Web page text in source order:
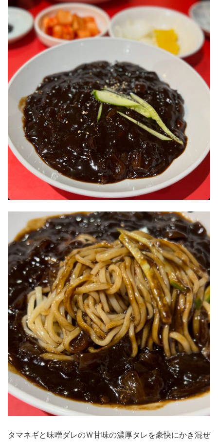
タマネギと味噌ダレのＷ甘味の濃厚タレを豪快にかき混ぜ